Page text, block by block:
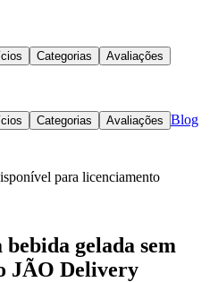
Categorias Avaliações
Categorias Avaliações Blog
para licenciamento
bebida gelada sem
JÃO Delivery